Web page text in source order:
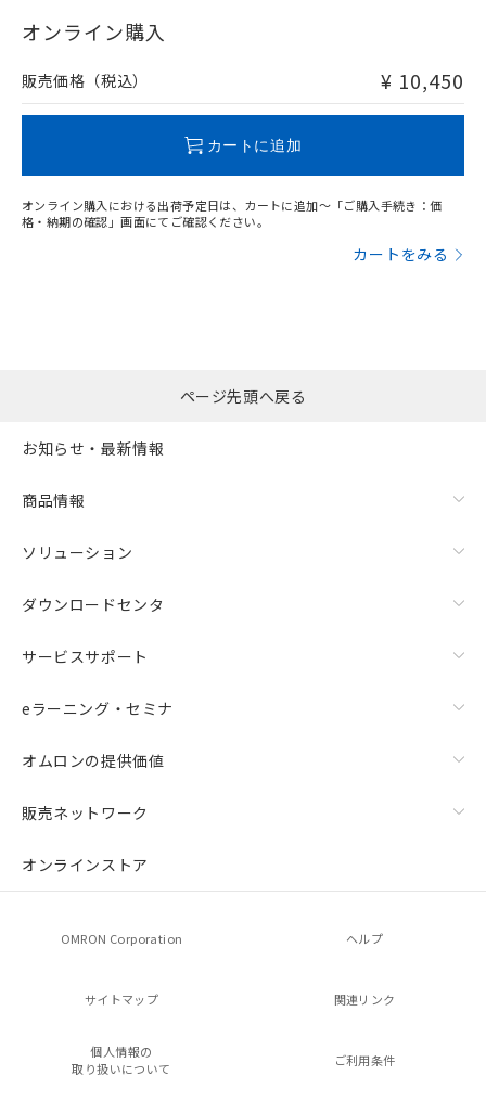
漏れ電流特性
在庫等で未対応品が混在する可能性があります。
問い合わせください。
オンライン購入
販売価格（税込） ¥ 10,450
カートに追加
オンライン購入における出荷予定日は、カートに追加～「ご購入手続き：価
格・納期の確認」画面にてご確認ください。
カートをみる
ページ先頭へ戻る
お知らせ・最新情報
商品情報
ソリューション
ダウンロードセンタ
サービスサポート
eラーニング・セミナ
オムロンの提供価値
販売ネットワーク
オンラインストア
OMRON Corporation ヘルプ
サイトマップ 関連リンク
個人情報の
取り扱いについて
ご利用条件